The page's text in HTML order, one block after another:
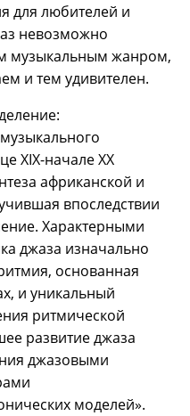
для любителей и
невозможно
музыкальным жанром,
и тем удивителен.
XIX-начале XX
африканской и
впоследствии
Характерными
джаза изначально
основанная
и уникальный
ритмической
развитие джаза
джазовыми
моделей».